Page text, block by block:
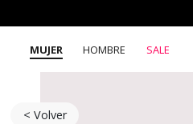
MUJER HOMBRE SALE
< Volver